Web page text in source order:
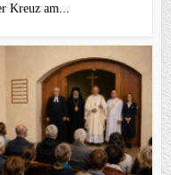
Kreuz am...